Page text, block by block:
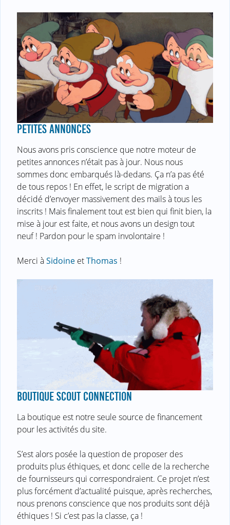
PETITES ANNONCES
Nous avons pris conscience que notre moteur de
petites annonces n’était pas à jour. Nous nous
sommes donc embarqués là-dedans. Ça n’a pas été
de tous repos ! En effet, le script de migration a
décidé d’envoyer massivement des mails à tous les
inscrits ! Mais finalement tout est bien qui finit bien, la
mise à jour est faite, et nous avons un design tout
neuf ! Pardon pour le spam involontaire !
Merci àSidoine etThomas !
BOUTIQUE SCOUT CONNECTION
La boutique est notre seule source de financement
pour les activités du site.
S’est alors posée la question de proposer des
produits plus éthiques, et donc celle de la recherche
de fournisseurs qui correspondraient. Ce projet n’est
plus forcément d’actualité puisque, après recherches,
nous prenons conscience que nos produits sont déjà
éthiques ! Si c’est pas la classe, ça !